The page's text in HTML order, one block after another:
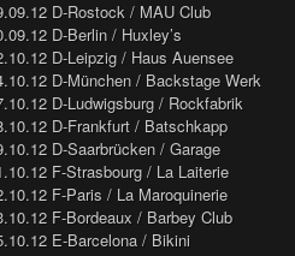
D-Rostock / MAU Club
D-Berlin / Huxley’s
D-Leipzig / Haus Auensee
D-München / Backstage Werk
D-Ludwigsburg / Rockfabrik
D-Frankfurt / Batschkapp
D-Saarbrücken / Garage
F-Strasbourg / La Laiterie
F-Paris / La Maroquinerie
F-Bordeaux / Barbey Club
E-Barcelona / Bikini